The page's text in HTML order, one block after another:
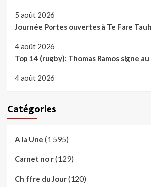
5 août 2026
Journée Portes ouvertes à Te Fare
4 août 2026
Top 14 (rugby): Thomas Ramos signe au
4 août 2026
Catégories
A la Une (1 595)
Carnet noir(129)
Chiffre du Jour(120)